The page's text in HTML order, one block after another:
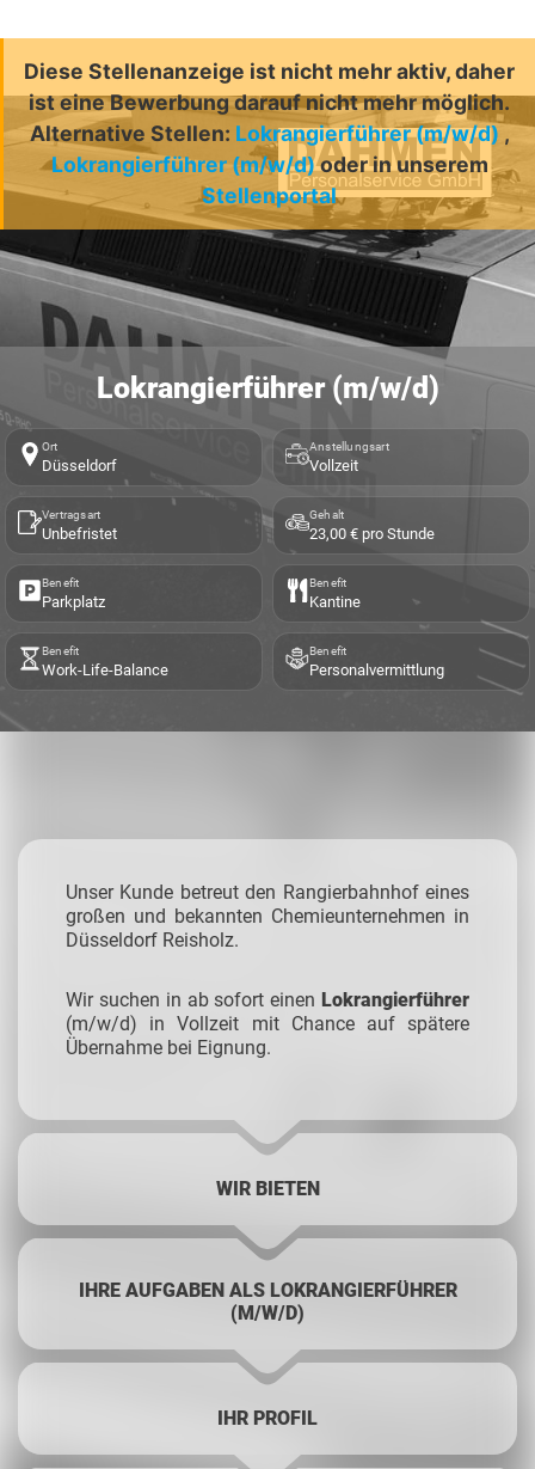
Diese Stellenanzeige ist nicht mehr aktiv, daher
ist eine Bewerbung darauf nicht mehr möglich.
Alternative Stellen: Lokrangierführer (m/w/d) ,
Lokrangierführer (m/w/d)oder in unserem
Stellenportal
Lokrangierführer (m/w/d)
Ort
Düsseldorf
Anstellungsart
Vollzeit
Vertragsart
Unbefristet
Gehalt
23,00 € pro Stunde
Benefit
Parkplatz
Benefit
Kantine
Benefit
Work-Life-Balance
Benefit
Personalvermittlung
Unser Kunde betreut den Rangierbahnhof eines
großen und bekannten Chemieunternehmen in
Düsseldorf Reisholz.
Wir suchen in ab sofort einen Lokrangierführer
(m/w/d) in Vollzeit mit Chance auf spätere
Übernahme bei Eignung.
WIR BIETEN
IHRE AUFGABEN ALS LOKRANGIERFÜHRER
(M/W/D)
IHR PROFIL